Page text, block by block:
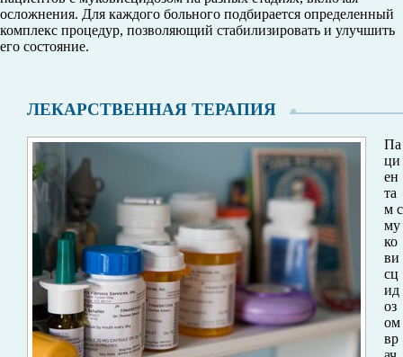
осложнения. Для каждого больного подбирается определенный
комплекс процедур, позволяющий стабилизировать и улучшить
его состояние.
ЛЕКАРСТВЕННАЯ ТЕРАПИЯ
Па
ци
ен
та
м с
му
ко
ви
сц
ид
оз
ом
вр